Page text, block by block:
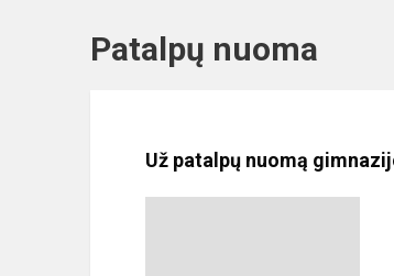
Patalpų nuoma
Už patalpų nuomą